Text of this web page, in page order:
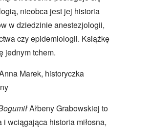
nieobca jest jej historia
w dziedzinie anestezjologii,
czy epidemiologii. Książkę
jednym tchem.
Marek, historyczka
Ałbeny Grabowskiej to
i wciągająca historia miłosna,